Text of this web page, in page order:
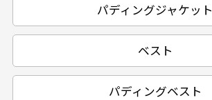
パディングジャケット
ベスト
パディングベスト